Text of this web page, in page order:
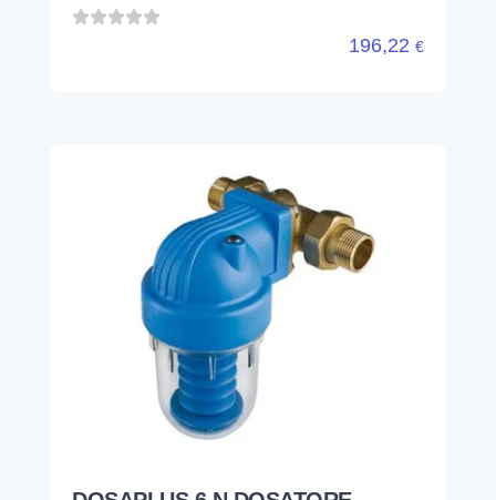
DOSAPLUS 6 N DOSATORE
POLIFOSFATI 1" OTTONE
ATLAS FILTRI RE4050515